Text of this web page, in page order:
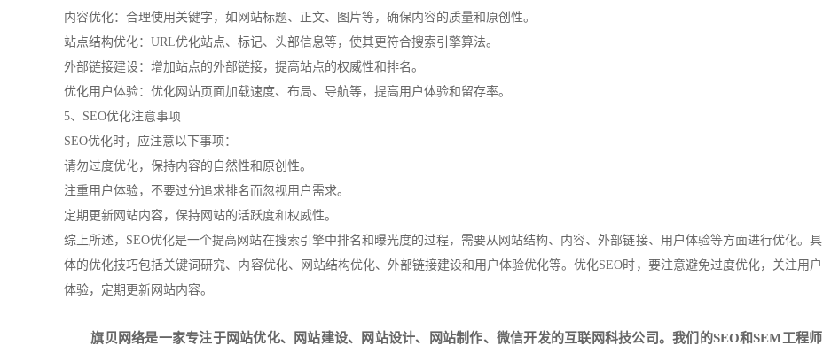
内容优化：合理使用关键字，如网站标题、正文、图片等，确保内容的质量和原创性。
站点结构优化：URL优化站点、标记、头部信息等，使其更符合搜索引擎算法。
外部链接建设：增加站点的外部链接，提高站点的权威性和排名。
优化用户体验：优化网站页面加载速度、布局、导航等，提高用户体验和留存率。
5、SEO优化注意事项
SEO优化时，应注意以下事项：
请勿过度优化，保持内容的自然性和原创性。
注重用户体验，不要过分追求排名而忽视用户需求。
定期更新网站内容，保持网站的活跃度和权威性。
综上所述，SEO优化是一个提高网站在搜索引擎中排名和曝光度的过程，需要从网站结构、内容、外部链接、用户体验等方面进行优化。具
体的优化技巧包括关键词研究、内容优化、网站结构优化、外部链接建设和用户体验优化等。优化SEO时，要注意避免过度优化，关注用户
体验，定期更新网站内容。
旗贝网络是一家专注于网站优化、 网站建设、 网站设计、 网站制作、 微信开发的互联网科技公司。我们的SEO和SEM工程师